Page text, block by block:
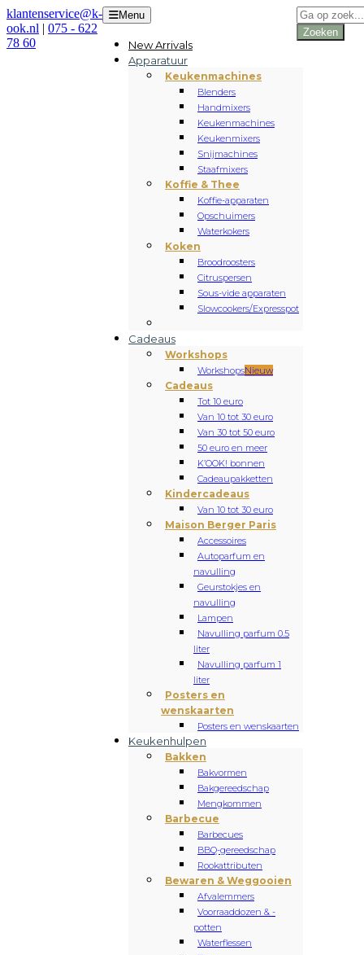
klantenservice@k-
ook.nl | 075 - 622
78 60
Menu
New Arrivals
Apparatuur
Keukenmachines
Blenders
Handmixers
Keukenmachines
Keukenmixers
Snijmachines
Staafmixers
Koffie & Thee
Koffie-apparaten
Opschuimers
Waterkokers
Koken
Broodroosters
Citruspersen
Sous-vide apparaten
Slowcookers/Expresspot
Cadeaus
Workshops
WorkshopsNieuw
Cadeaus
Tot 10 euro
Van 10 tot 30 euro
Van 30 tot 50 euro
50 euro en meer
K’OOK! bonnen
Cadeaupakketten
Kindercadeaus
Van 10 tot 30 euro
Maison Berger Paris
Accessoires
Autoparfum en
navulling
Geurstokjes en
navulling
Lampen
Navulling parfum 0.5
liter
Navulling parfum 1
liter
Posters en
wenskaarten
Posters en wenskaarten
Keukenhulpen
Bakken
Bakvormen
Bakgereedschap
Mengkommen
Barbecue
Barbecues
BBQ-gereedschap
Rookattributen
Bewaren & Weggooien
Afvalemmers
Voorraaddozen & -
potten
Waterflessen
Producten
zoeken
Zoeken